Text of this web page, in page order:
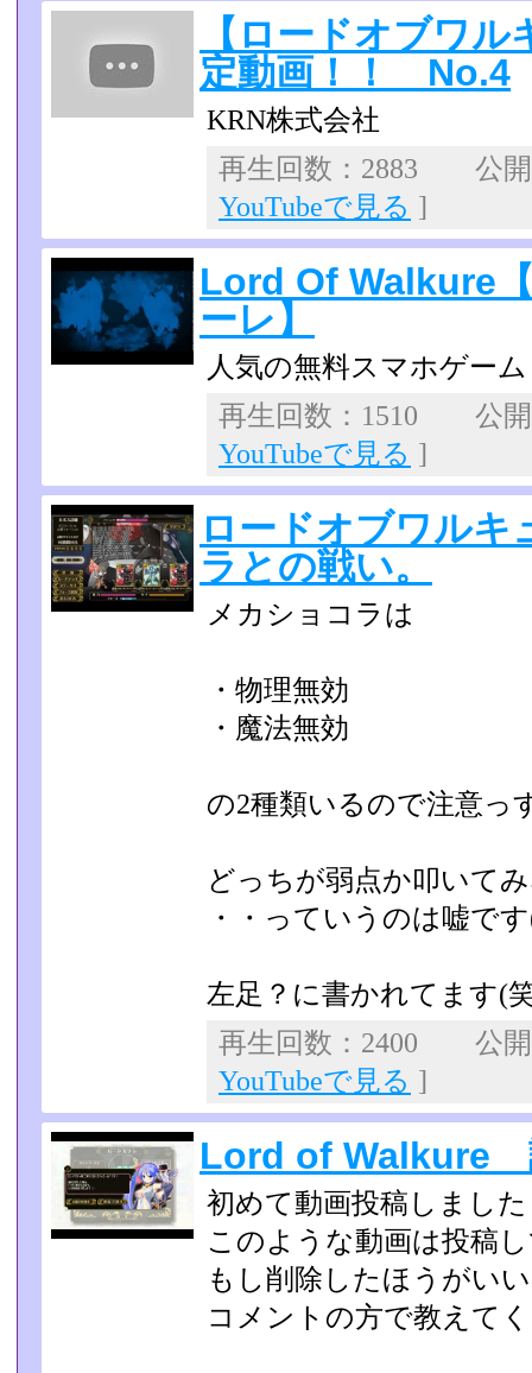
【ロードオブワ
定動画！！ No.4
KRN株式会社
再生回数：2883 公
YouTubeで見る ]
Lord Of Walkure
ーレ】
人気の無料スマホゲーム
再生回数：1510 公
YouTubeで見る ]
ロードオブワルキ
ラとの戦い。
メカショコラは
・物理無効
・魔法無効
の2種類いるので注意っ
どっちが弱点か叩いて
・・っていうのは嘘で
左足？に書かれてます(
再生回数：2400 公
YouTubeで見る ]
Lord of Walkure
初めて動画投稿しました
このような動画は投稿
もし削除したほうがい
コメントの方で教えて